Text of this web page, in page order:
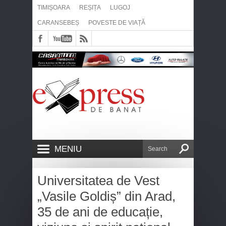
TIMIȘOARA REȘIȚA LUGOJ
CARANSEBEȘ POVESTE DE VIAȚĂ
MENIU
Universitatea de Vest
„Vasile Goldiș” din Arad,
35 de ani de educație,